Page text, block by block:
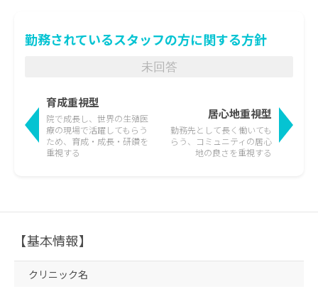
勤務されているスタッフの方に関する方針
未回答
育成重視型
院で成長し、世界の生殖医
療の現場で活躍してもらう
ため、育成・成長・研鑽を
重視する
勤務先として長く働いても
らう、
コミュニティの居心
地の良さを重視する
居心地重視型
【基本情報】
クリニック名